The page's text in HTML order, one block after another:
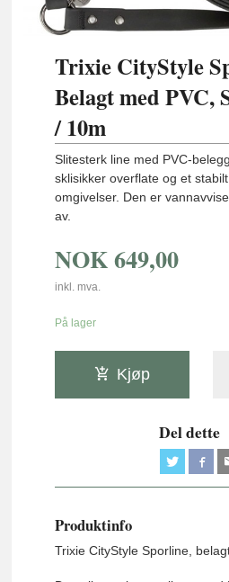
Trixie CityStyle
Belagt med PVC,
/ 10m
Slitesterk line med PVC-
sklisikker overflate og et
omgivelser. Den er
av.
NOK649,00
inkl. mva.
På lager
Kjøp
Del dette
Produktinfo
Trixie CityStyle Sporline,